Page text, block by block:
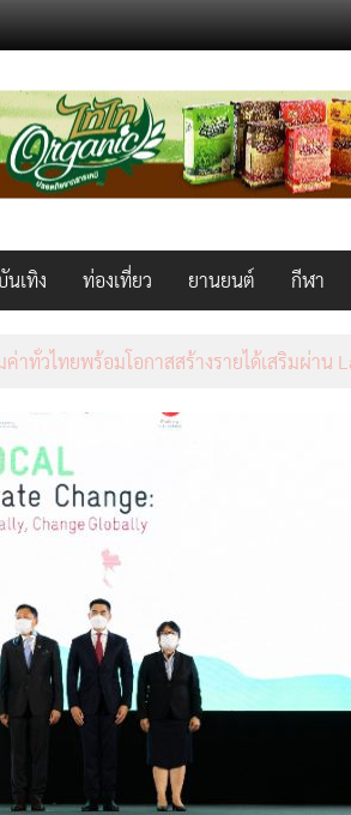
นเทิง ท่องเที่ยว ยานยนต์ กีฬา
าทั่วไทยพร้อมโอกาสสร้างรายได้เสริมผ่าน